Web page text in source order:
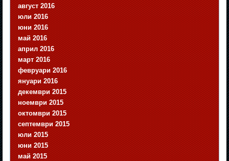
август 2016
юли 2016
юни 2016
май 2016
април 2016
март 2016
февруари 2016
януари 2016
декември 2015
ноември 2015
октомври 2015
септември 2015
юли 2015
юни 2015
май 2015